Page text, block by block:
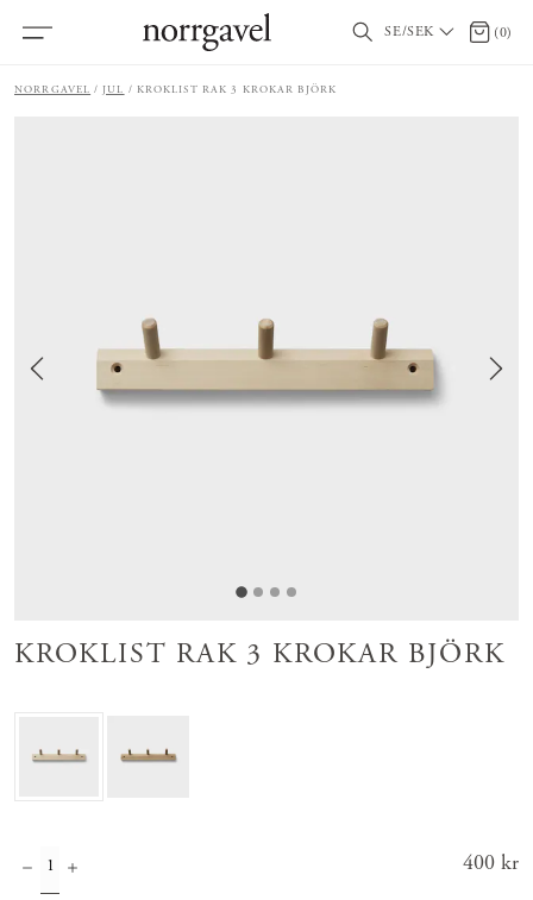
SE/SEK 0 (0)
NORRGAVEL JUL KROKLIST RAK 3 KROKAR BJÖRK
KROKLIST RAK 3 KROKAR BJÖRK
Pris :
400 kr